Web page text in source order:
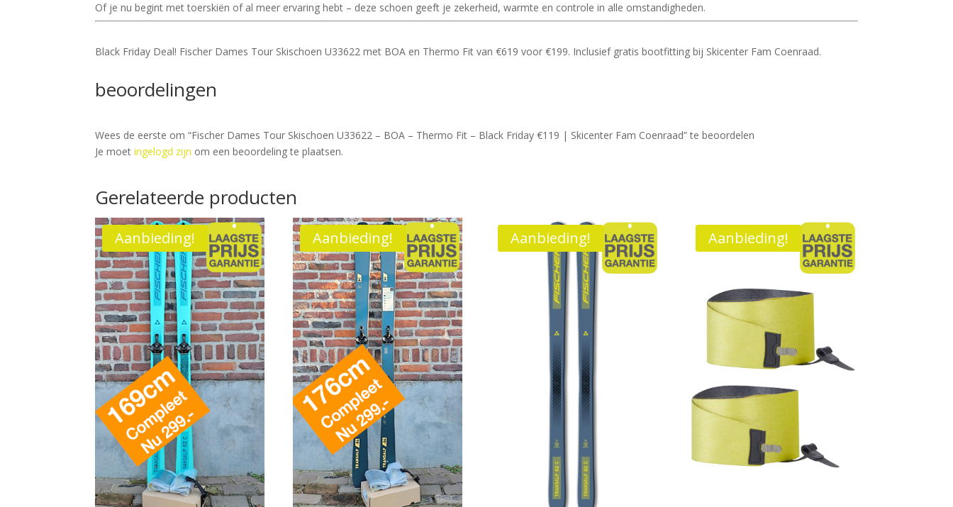
Of je nu begint met toerskiën of al meer ervaring hebt – deze schoen geeft je zekerheid, warmte en controle in alle omstandigheden.
Black Friday Deal! Fischer Dames Tour Skischoen U33622 met BOA en Thermo Fit van €619 voor €199. Inclusief gratis bootfitting bij Skicenter Fam Coenraad.
beoordelingen
Wees de eerste om “Fischer Dames Tour Skischoen U33622 – BOA – Thermo Fit – Black Friday €119 | Skicenter Fam Coenraad” te beoordelen
Je moetingelogd zijn om een beoordeling te plaatsen.
Gerelateerde producten
Aanbieding! Aanbieding! Aanbieding! Aanbieding!